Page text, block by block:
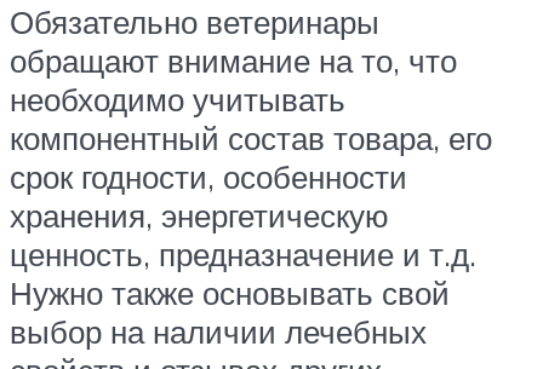
Обязательно ветеринары
обращают внимание на то, что
необходимо учитывать
компонентный состав товара, его
срок годности, особенности
хранения, энергетическую
ценность, предназначение и т.д.
Нужно также основывать свой
выбор на наличии лечебных